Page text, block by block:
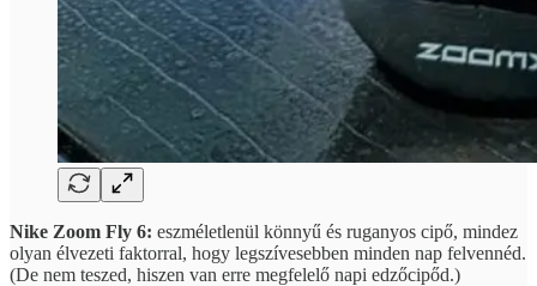
Nike Zoom Fly 6: eszméletlenül könnyű és ruganyos cipő, mindez
olyan élvezeti faktorral, hogy legszívesebben minden nap felvennéd.
(De nem teszed, hiszen van erre megfelelő napi edzőcipőd.)